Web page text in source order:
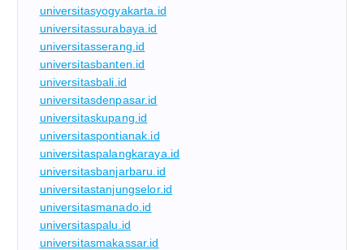
universitasyogyakarta.id
universitassurabaya.id
universitasserang.id
universitasbanten.id
universitasbali.id
universitasdenpasar.id
universitaskupang.id
universitaspontianak.id
universitaspalangkaraya.id
universitasbanjarbaru.id
universitastanjungselor.id
universitasmanado.id
universitaspalu.id
universitasmakassar.id